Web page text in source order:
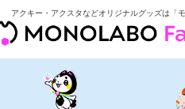
アクキー・アクスタなどオリジナルグッズは「